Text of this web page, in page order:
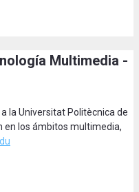
Multimedia -
la Universitat Politècnica de
en los ámbitos multimedia,